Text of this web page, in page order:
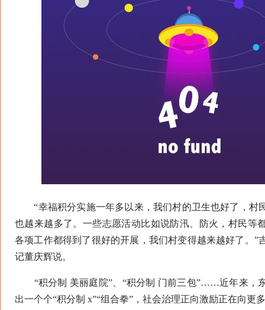
“幸福积分实施一年多以来，我们村的卫生也好了，村
也越来越多了。一些志愿活动比如说防汛、防火，村民等
各项工作都得到了很好的开展，我们村变得越来越好了。”
记董庆辉说。
“积分制 美丽庭院”、“积分制 门前三包”……近年来，
出一个个“积分制 x”“组合拳”，社会治理正向激励正在向更